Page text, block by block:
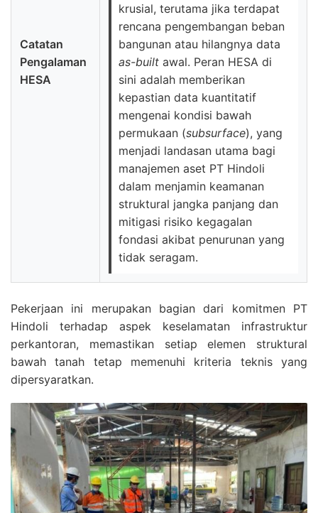
Catatan
Pengalaman
HESA
krusial, terutama jika terdapat
rencana pengembangan beban
bangunan atau hilangnya data
as-built awal. Peran HESA di
sini adalah memberikan
kepastian data kuantitatif
mengenai kondisi bawah
permukaan (subsurface), yang
menjadi landasan utama bagi
manajemen aset PT Hindoli
dalam menjamin keamanan
struktural jangka panjang dan
mitigasi risiko kegagalan
fondasi akibat penurunan yang
tidak seragam.
Pekerjaan ini merupakan bagian dari komitmen PT
Hindoli terhadap aspek keselamatan infrastruktur
perkantoran, memastikan setiap elemen struktural
bawah tanah tetap memenuhi kriteria teknis yang
dipersyaratkan.